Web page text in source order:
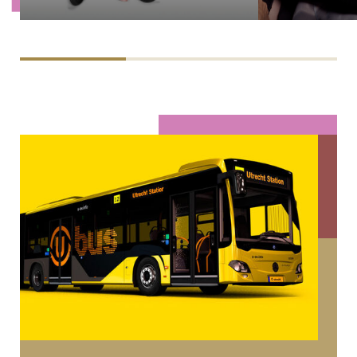
Kaplan. Theater RAST brengt verhalen
Nederlandse podia te zien zijn.